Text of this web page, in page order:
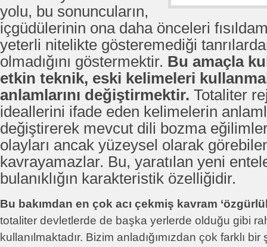
yolu, bu sonuncuların,
içgüdülerinin ona daha önceleri
yeterli nitelikte gösteremediği
olmadığını göstermektir. Bu amaçla
etkin teknik, eski kelimeleri
anlamlarını değiştirmektir. Totaliter
ideallerini ifade eden kelimelerin
değiştirerek mevcut dili bozma
olayları ancak yüzeysel olarak
kavrayamazlar. Bu, yaratılan yeni
bulanıklığın karakteristik özelliğidir.
Bu bakımdan en çok acı çekmiş kavram
totaliter devletlerde de başka yerlerde olduğu gibi
kullanılmaktadır. Bizim anladığımızdan çok farklı